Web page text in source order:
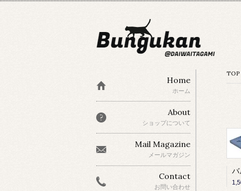
TOP
Home
ホーム
About
ショップについて
Mail Magazine
メールマガジン
Contact
お問い合わせ